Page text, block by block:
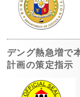
デング熱急増で
計画の策定指示